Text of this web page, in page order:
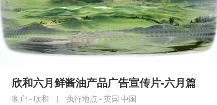
欣和六月鲜酱油产品广告宣传片-六月篇
客户 - 欣和 执行地点 - 英国 中国